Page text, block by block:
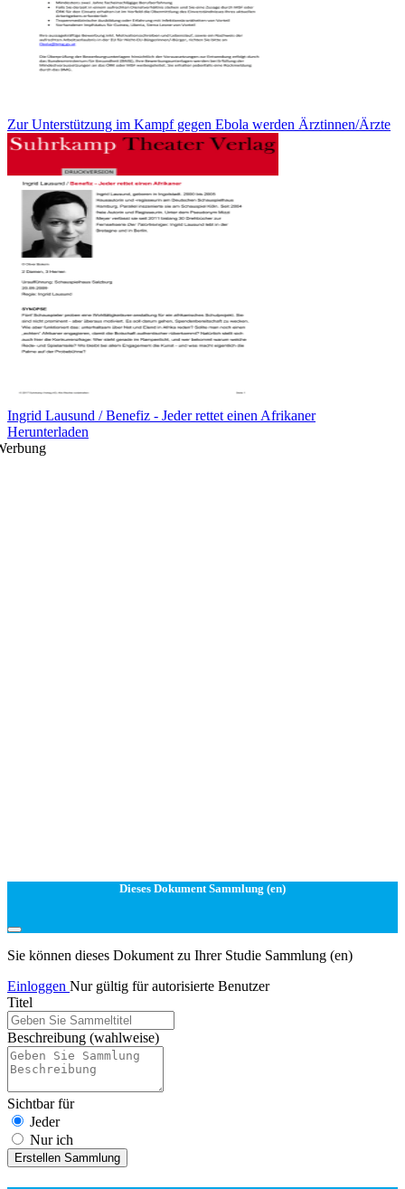
Zur Unterstützung im Kampf gegen Ebola werden Ärztinnen/Ärzte
Ingrid Lausund / Benefiz - Jeder rettet einen Afrikaner
Herunterladen
Dieses Dokument Sammlung (en)
Sie können dieses Dokument zu Ihrer Studie Sammlung (en)
Einloggen Nur gültig für autorisierte Benutzer
Titel
Beschreibung (wahlweise)
Sichtbar für
Jeder
Nur ich
Erstellen Sammlung